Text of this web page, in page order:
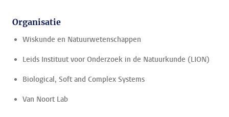
Organisatie
Wiskunde en Natuurwetenschappen
Leids Instituut voor Onderzoek in de Natuurkunde (LION)
Biological, Soft and Complex Systems
Van Noort Lab